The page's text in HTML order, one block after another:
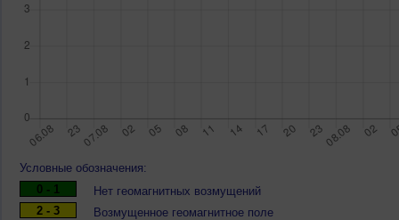
Условные обозначения:
0 - 1
Нет геомагнитных возмущений
2 - 3
Возмущенное геомагнитное поле